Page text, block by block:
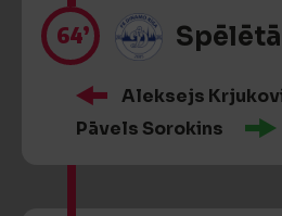
64’
Aleksejs
Pāvels Sorokins